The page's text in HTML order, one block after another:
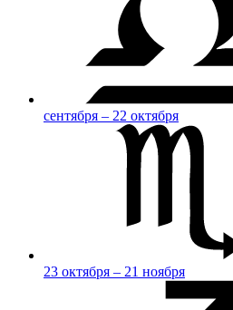
сентября – 22 октября
23 октября – 21 ноября